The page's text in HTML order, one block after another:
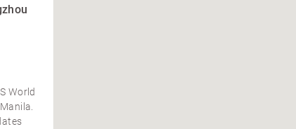
World